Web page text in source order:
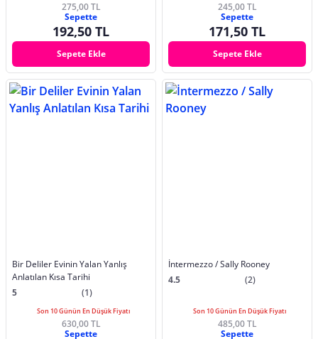
275,00 TL
Sepette
192,50 TL
Sepete Ekle
245,00 TL
Sepette
171,50 TL
Sepete Ekle
Bir Deliler Evinin Yalan Yanlış
Anlatılan Kısa Tarihi
5
(1)
Son 10 Günün En Düşük Fiyatı
630,00 TL
Sepette
İntermezzo / Sally Rooney
4.5
(2)
Son 10 Günün En Düşük Fiyatı
485,00 TL
Sepette